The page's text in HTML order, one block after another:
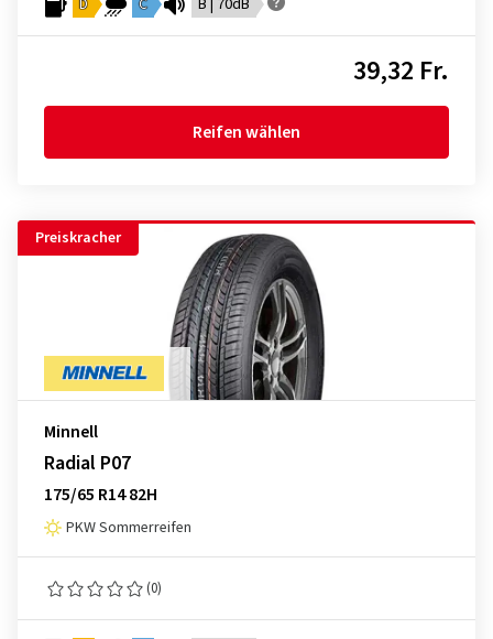
D C B | 70dB
39,32 Fr.
Reifen wählen
Preiskracher
Minnell
Radial P07
175/65 R14 82H
PKW Sommerreifen
(0)